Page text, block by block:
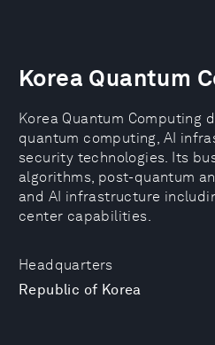
Headquarters
Republic of Korea
Korea Quantum
Korea Quantum Computing
quantum computing, AI
security technologies. Its
algorithms, post-quantum
and AI infrastructure
center capabilities.